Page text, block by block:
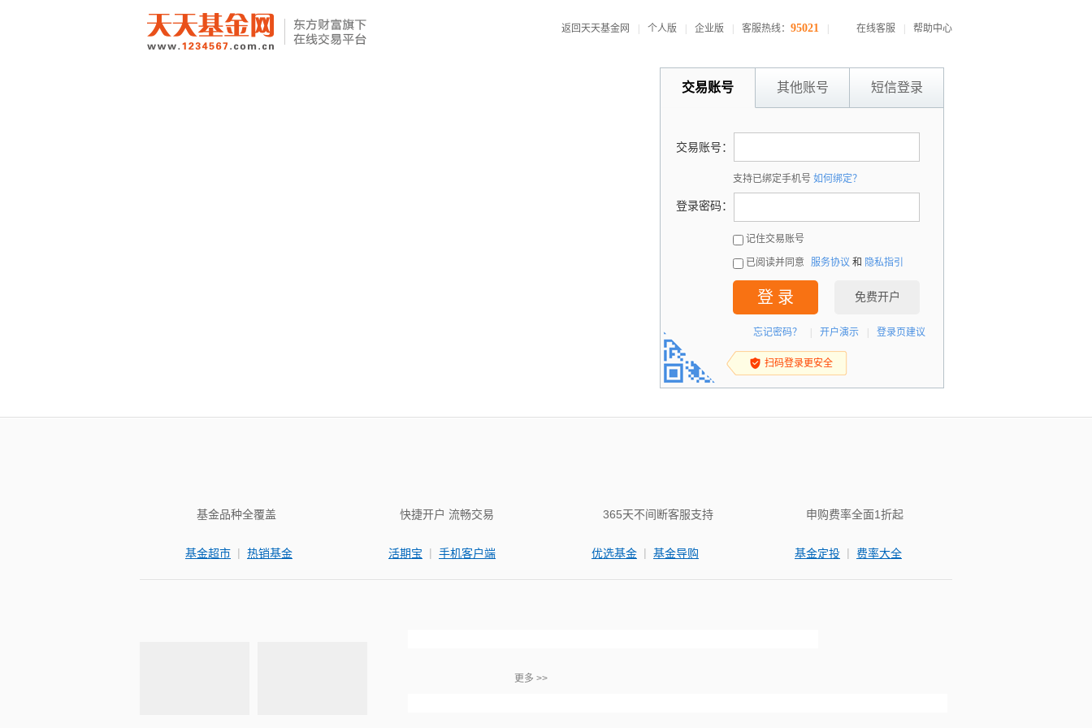
返回天天基金网 个人版 企业版 客服热线： 95021 在线客服 帮助中心
交易账号 其他账号 短信登录
交易账号：
支持已绑定手机号 如何绑定？
登录密码：
记住交易账号
已阅读并同意 服务协议 和 隐私指引
登 录 免费开户
忘记密码？ 开户演示 登录页建议
扫码登录更安全
基金品种全覆盖
基金超市 | 热销基金
快捷开户 流畅交易
活期宝 | 手机客户端
365天不间断客服支持
优选基金 | 基金导购
申购费率全面1折起
基金定投 | 费率大全
更多 >>